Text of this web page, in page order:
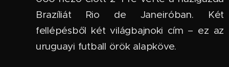
Brazíliát Rio de Janeiróban. Két
fellépésből két világbajnoki cím – ez az
uruguayi futball örök alapköve.